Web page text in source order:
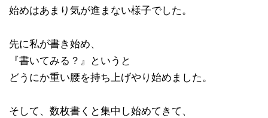
始めはあまり気が進まない様子でした。
先に私が書き始め、
『書いてみる？』というと
どうにか重い腰を持ち上げやり始めました。
そして、数枚書くと集中し始めてきて、